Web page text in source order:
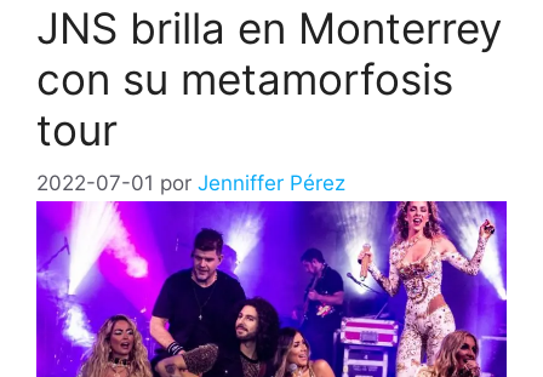
JNS brilla en Monterrey
con su metamorfosis
tour
2022-07-01 por Jenniffer Pérez